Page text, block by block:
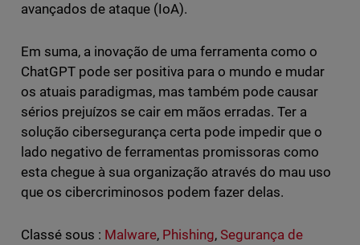
avançados de ataque (IoA).
Em suma, a inovação de uma ferramenta como o
ChatGPT pode ser positiva para o mundo e mudar
os atuais paradigmas, mas também pode causar
sérios prejuízos se cair em mãos erradas. Ter a
solução cibersegurança certa pode impedir que o
lado negativo de ferramentas promissoras como
esta chegue à sua organização através do mau uso
que os cibercriminosos podem fazer delas.
Classé sous : Malware, Phishing,Segurança de